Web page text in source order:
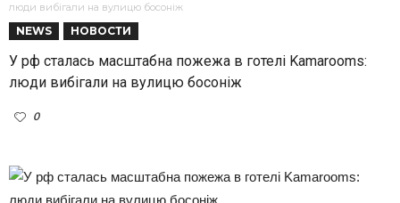
люди вибігали на вулицю босоніж
NEWS НОВОСТИ
У рф сталась масштабна пожежа в готелі Kamarooms:
люди вибігали на вулицю босоніж
0